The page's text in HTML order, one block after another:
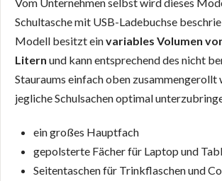
Schultasche mit USB-Ladebuchse
Modell besitzt einvariables Volumen
Litern und kann entsprechend des nicht
Stauraums einfach oben zusammengerollt
jegliche Schulsachen optimal
ein großes Hauptfach
gepolsterte Fächer für Laptop und
Seitentaschen für Trinkflaschen und Co.